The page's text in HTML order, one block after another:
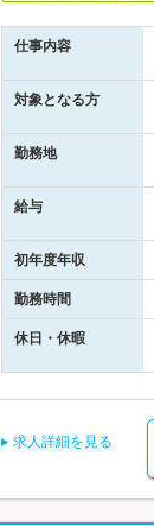
仕事内容
対象となる方
勤務地
給与
初年度年収
勤務時間
休日・休暇
求人詳細を見る